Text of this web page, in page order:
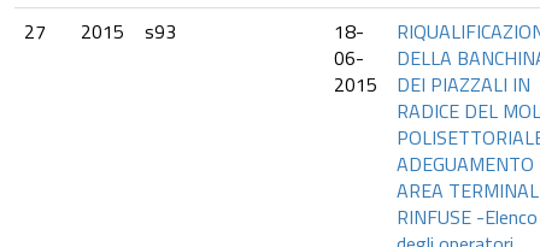
27
2015 s93
18-
06-
2015
DELLA
DEI PIAZZALI IN
RADICE DEL
ADEGUAMENTO
AREA TERMINAL
RINFUSE -Elenco